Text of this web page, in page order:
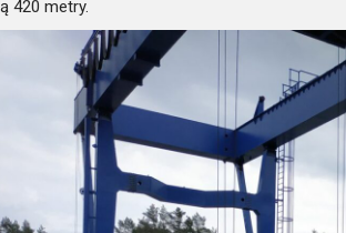
420 metry.